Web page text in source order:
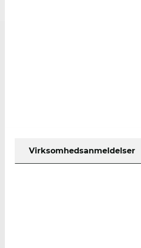
Virksomhedsanmeldelser